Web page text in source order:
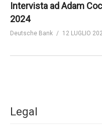
Intervista ad Adam
2024
Deutsche Bank 12 LUGLIO
Legal